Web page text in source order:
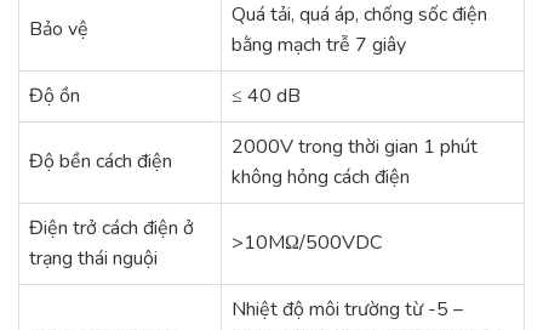
Bảo vệ
Quá tải, quá áp, chống sốc điện
bằng mạch trễ 7 giây
Độ ồn
≤ 40 dB
Độ bền cách điện
2000V trong thời gian 1 phút
không hỏng cách điện
Điện trở cách điện ở
trạng thái nguội
>10MΩ/500VDC
Nhiệt độ môi trường từ -5 –